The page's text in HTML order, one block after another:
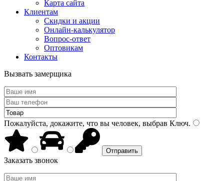
Карта сайта
Клиентам
Скидки и акции
Онлайн-калькулятор
Вопрос-ответ
Оптовикам
Контакты
Вызвать замерщика
Пожалуйста, докажите, что вы человек, выбрав Ключ.
Заказать звонок